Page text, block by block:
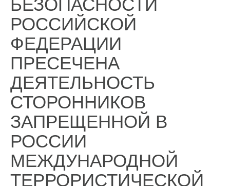
БЕЗОПАСНОСТИ
РОССИЙСКОЙ
ФЕДЕРАЦИИ
ПРЕСЕЧЕНА
ДЕЯТЕЛЬНОСТЬ
СТОРОННИКОВ
ЗАПРЕЩЕННОЙ В
РОССИИ
МЕЖДУНАРОДНОЙ
ТЕРРОРИСТИЧЕСКОЙ